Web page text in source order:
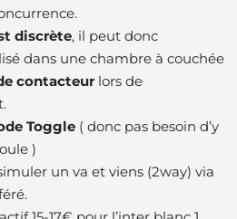
.
discrète, il peut donc
dans une chambre à couchée
contacteur lors de
Toggle ( donc pas besoin d’y
)
un va et viens (2way) via